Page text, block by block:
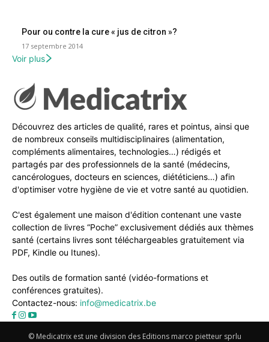
Pour ou contre la cure « jus de citron »?
17 septembre 2014
Voir plus
Découvrez des articles de qualité, rares et pointus, ainsi que
de nombreux conseils multidisciplinaires (alimentation,
compléments alimentaires, technologies…) rédigés et
partagés par des professionnels de la santé (médecins,
cancérologues, docteurs en sciences, diététiciens…) afin
d'optimiser votre hygiène de vie et votre santé au quotidien.
C'est également une maison d'édition contenant une vaste
collection de livres “Poche” exclusivement dédiés aux thèmes
santé (certains livres sont téléchargeables gratuitement via
PDF, Kindle ou Itunes).
Des outils de formation santé (vidéo-formations et
conférences gratuites).
Contactez-nous: info@medicatrix.be
© Medicatrix est une division des Editions marco pietteur sprlu